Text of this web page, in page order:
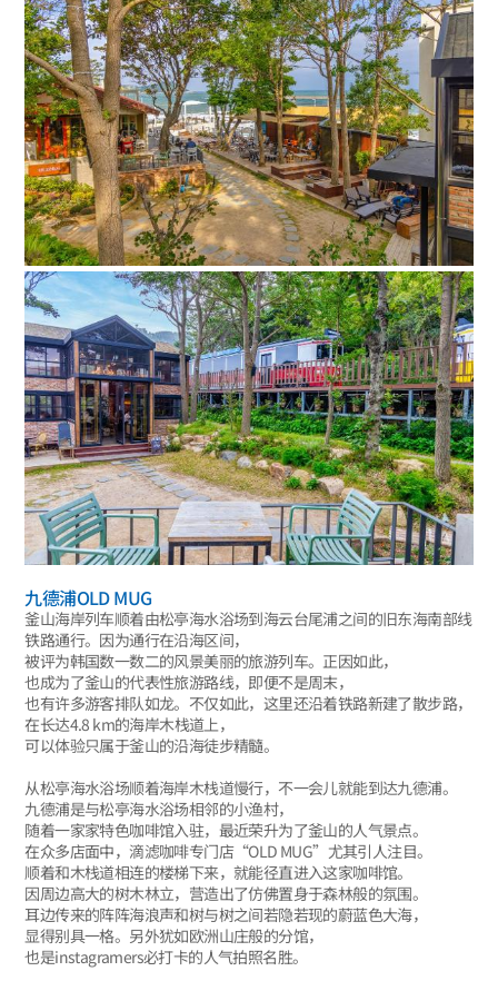
九德浦OLD MUG
釜山海岸列车顺着由松亭海水浴场到海云台尾浦之间的旧东海南部线
铁路通行。因为通行在沿海区间，
被评为韩国数一数二的风景美丽的旅游列车。正因如此，
也成为了釜山的代表性旅游路线，即便不是周末，
也有许多游客排队如龙。不仅如此，这里还沿着铁路新建了散步路，
在长达4.8 km的海岸木栈道上，
可以体验只属于釜山的沿海徒步精髓。
从松亭海水浴场顺着海岸木栈道慢行，不一会儿就能到达九德浦。
九德浦是与松亭海水浴场相邻的小渔村，
随着一家家特色咖啡馆入驻，最近荣升为了釜山的人气景点。
在众多店面中，滴滤咖啡专门店“OLD MUG”尤其引人注目。
顺着和木栈道相连的楼梯下来，就能径直进入这家咖啡馆。
因周边高大的树木林立，营造出了仿佛置身于森林般的氛围。
耳边传来的阵阵海浪声和树与树之间若隐若现的蔚蓝色大海，
显得别具一格。另外犹如欧洲山庄般的分馆，
也是instagramers必打卡的人气拍照名胜。